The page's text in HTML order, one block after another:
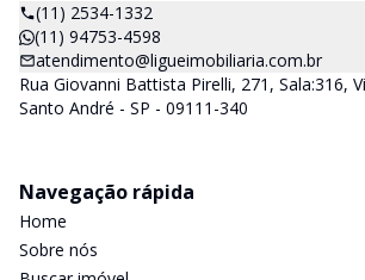
(11) 2534-1332
(11) 94753-4598
atendimento@ligueimobiliaria.com.br
Rua Giovanni Battista Pirelli, 271, Sala:316,
Santo André - SP - 09111-340
Navegação rápida
Home
Sobre nós